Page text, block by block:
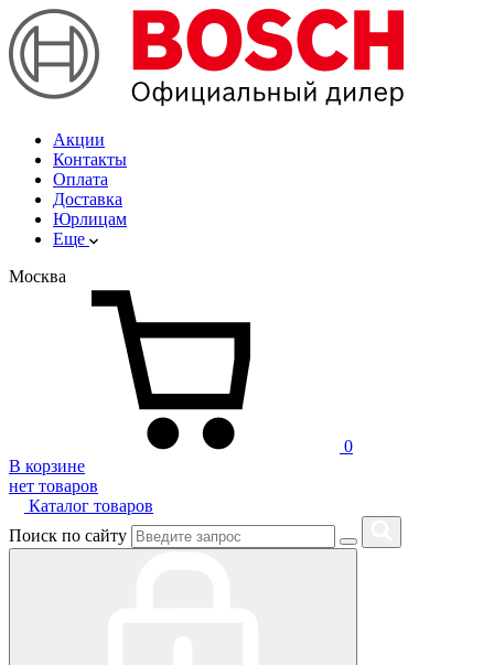
Акции
Контакты
Оплата
Доставка
Юрлицам
Еще
Москва
0
В корзине
нет товаров
Каталог товаров
Поиск по сайту